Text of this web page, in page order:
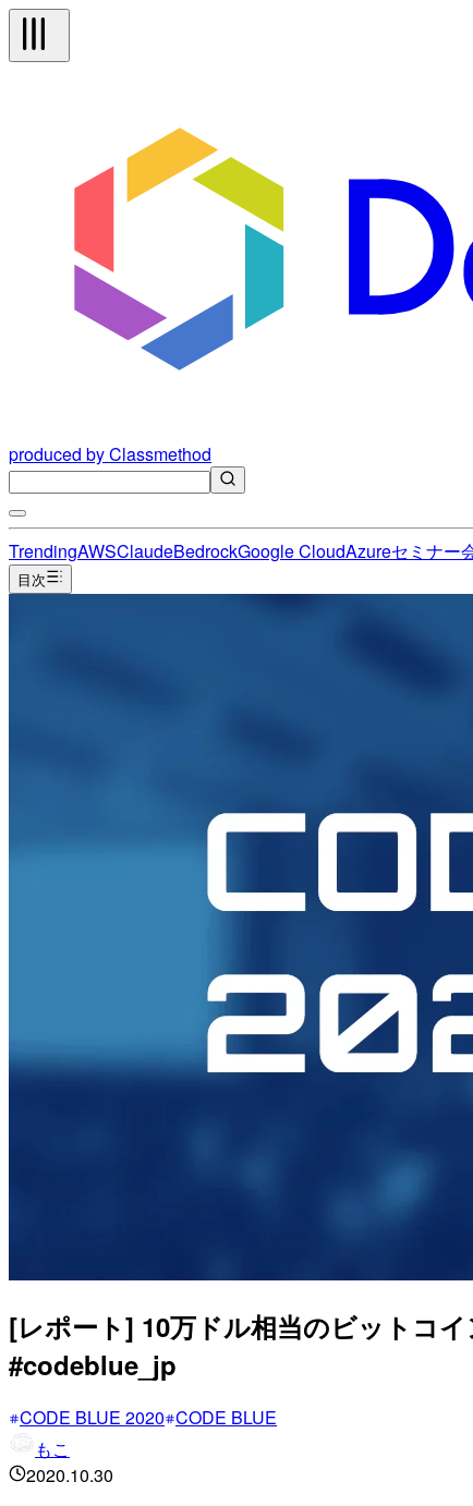
produced by Classmethod
TrendingAWSClaudeBedrockGoogle CloudAzureセミナー
目次
[レポート] 10万ドル相当のビットコ
#codeblue_jp
CODE BLUE 2020 CODE BLUE
もこ
2020.10.30